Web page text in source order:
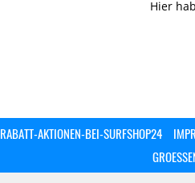
Hier
RABATT-AKTIONEN-BEI-SURFSHOP24